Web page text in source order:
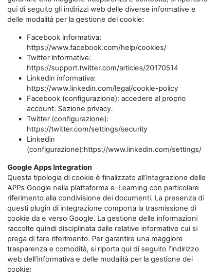
qui di seguito gli indirizzi web delle diverse informative e
delle modalità per la gestione dei cookie:
Facebook informativa:
https://www.facebook.com/help/cookies/
Twitter informative:
https://support.twitter.com/articles/20170514
Linkedin informativa:
https://www.linkedin.com/legal/cookie-policy
Facebook (configurazione): accedere al proprio
account. Sezione privacy.
Twitter (configurazione):
https://twitter.com/settings/security
Linkedin
(configurazione):https://www.linkedin.com/settings/
Google Apps Integration
Questa tipologia di cookie è finalizzato all’integrazione delle
APPs Google nella piattaforma e-Learning con particolare
riferimento alla condivisione dei documenti. La presenza di
questi plugin di integrazione comporta la trasmissione di
cookie da e verso Google. La gestione delle informazioni
raccolte quindi disciplinata dalle relative informative cui si
prega di fare riferimento. Per garantire una maggiore
trasparenza e comodità, si riporta qui di seguito l’indirizzo
web dell’informativa e delle modalità per la gestione dei
cookie: